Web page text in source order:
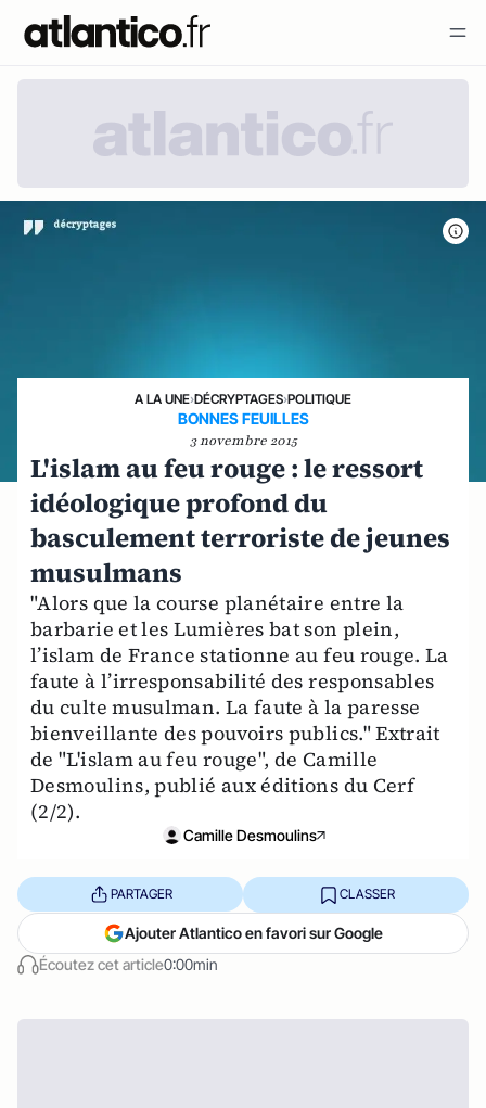
A LA UNE›DÉCRYPTAGES›POLITIQUE
BONNES FEUILLES
3 novembre 2015
L'islam au feu rouge : le ressort
idéologique profond du
basculement terroriste de jeunes
musulmans
"Alors que la course planétaire entre la
barbarie et les Lumières bat son plein,
l’islam de France stationne au feu rouge. La
faute à l’irresponsabilité des responsables
du culte musulman. La faute à la paresse
bienveillante des pouvoirs publics." Extrait
de "L'islam au feu rouge", de Camille
Desmoulins, publié aux éditions du Cerf
(2/2).
Camille Desmoulins
Écoutez cet article0:00min
PARTAGER CLASSER
Ajouter Atlantico en favori sur Google